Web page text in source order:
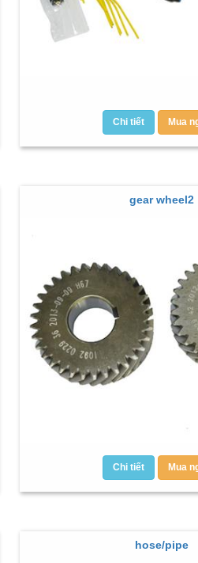
Chi tiết Mua
gear wheel2
Chi tiết Mua
hose/pipe